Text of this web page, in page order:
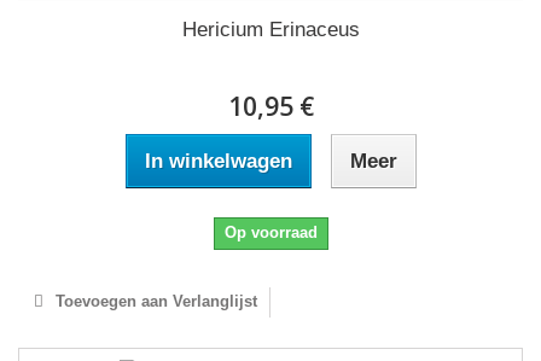
Hericium Erinaceus
10,95 €
In winkelwagen Meer
Op voorraad
Toevoegen aan Verlanglijst